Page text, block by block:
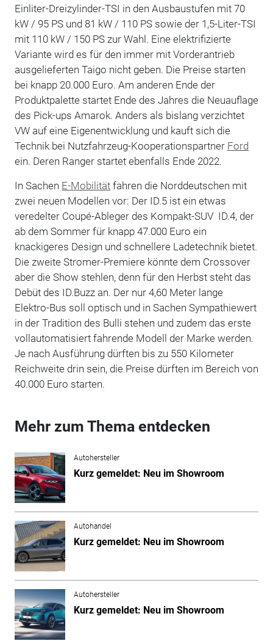
Einliter-Dreizylinder-TSI in den Ausbaustufen mit 70
kW / 95 PS und 81 kW / 110 PS sowie der 1,5-Liter-TSI
mit 110 kW / 150 PS zur Wahl. Eine elektrifizierte
Variante wird es für den immer mit Vorderantrieb
ausgelieferten Taigo nicht geben. Die Preise starten
bei knapp 20.000 Euro. Am anderen Ende der
Produktpalette startet Ende des Jahres die Neuauflage
des Pick-ups Amarok. Anders als bislang verzichtet
VW auf eine Eigenentwicklung und kauft sich die
Technik bei Nutzfahrzeug-Kooperationspartner Ford
ein. Deren Ranger startet ebenfalls Ende 2022.
In Sachen E-Mobilitätfahren die Norddeutschen mit
zwei neuen Modellen vor: Der ID.5 ist ein etwas
veredelter Coupé-Ableger des Kompakt-SUV ID.4, der
ab dem Sommer für knapp 47.000 Euro ein
knackigeres Design und schnellere Ladetechnik bietet.
Die zweite Stromer-Premiere könnte dem Crossover
aber die Show stehlen, denn für den Herbst steht das
Debüt des ID.Buzz an. Der nur 4,60 Meter lange
Elektro-Bus soll optisch und in Sachen Sympathiewert
in der Tradition des Bulli stehen und zudem das erste
vollautomatisiert fahrende Modell der Marke werden.
Je nach Ausführung dürften bis zu 550 Kilometer
Reichweite drin sein, die Preise dürften im Bereich von
40.000 Euro starten.
Mehr zum Thema entdecken
Autohersteller
Kurz gemeldet: Neu im Showroom
Autohandel
Kurz gemeldet: Neu im Showroom
Autohersteller
Kurz gemeldet: Neu im Showroom